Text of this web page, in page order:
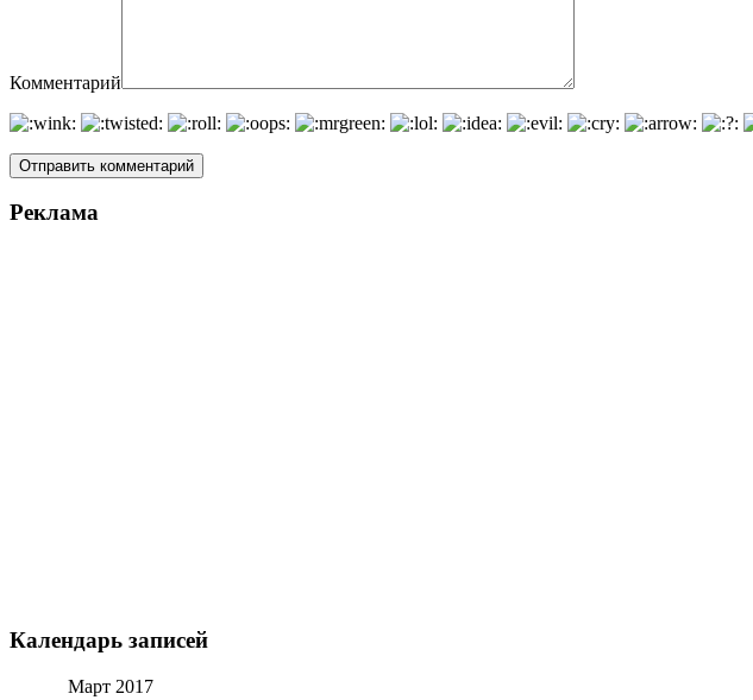
Комментарий
Реклама
Календарь записей
Март 2017